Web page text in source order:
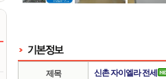
제목 신촌 자이엘라 전세